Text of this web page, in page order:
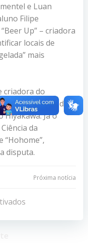
e Luan
Filipe
Up” – criadora
locais de
mais
criadora do
o aluno de
Hiyakawa. Já o
da
“Hohome”,
disputa.
Próxima notícia